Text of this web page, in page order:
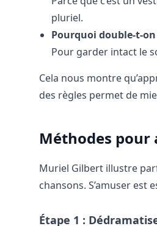
pluriel.
Pourquoi double-t-
Pour garder intact le
Cela nous montre
des règles permet de
Méthodes pour
Muriel Gilbert illustre
chansons. S’amuser
Étape 1 :